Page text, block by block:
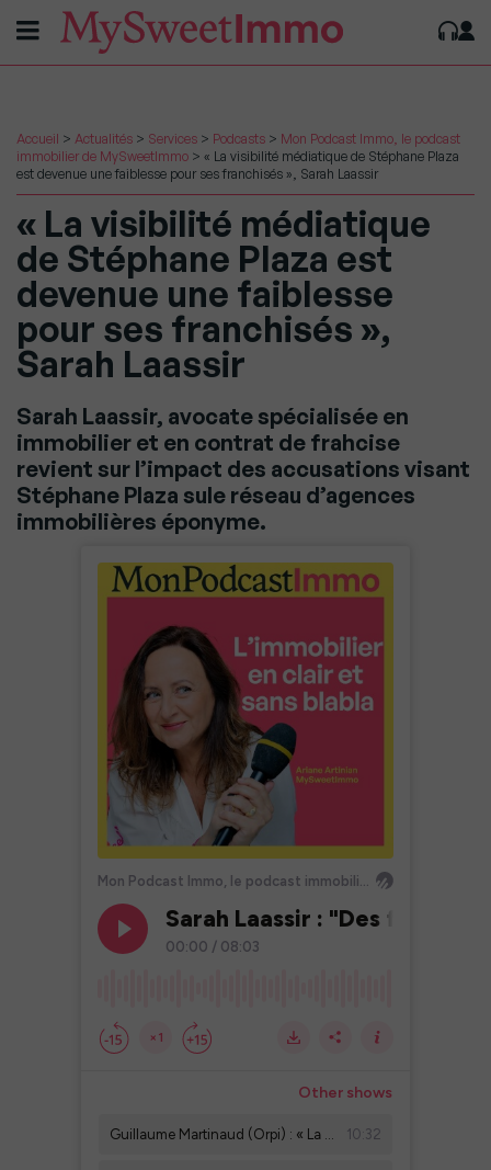
Accueil > Actualités > Services > Podcasts > Mon Podcast Immo, le podcast
immobilier de MySweetImmo > « La visibilité médiatique de Stéphane Plaza
est devenue une faiblesse pour ses franchisés », Sarah Laassir
« La visibilité médiatique
de Stéphane Plaza est
devenue une faiblesse
pour ses franchisés »,
Sarah Laassir
Sarah Laassir, avocate spécialisée en
immobilier et en contrat de frahcise
revient sur l’impact des accusations visant
Stéphane Plaza sule réseau d’agences
immobilières éponyme.